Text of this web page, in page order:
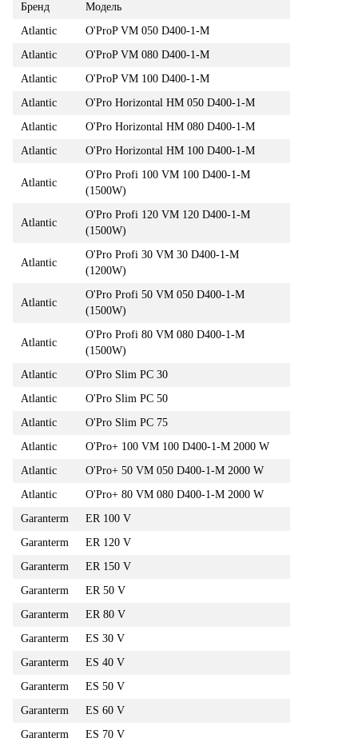
Бренд
Модель
Atlantic
O'ProP VM 050 D400-1-M
Atlantic
O'ProP VM 080 D400-1-M
Atlantic
O'ProP VM 100 D400-1-M
Atlantic
O'Pro Horizontal HM 050 D400-1-M
Atlantic
O'Pro Horizontal HM 080 D400-1-M
Atlantic
O'Pro Horizontal HM 100 D400-1-M
Atlantic
O'Pro Profi 100 VM 100 D400-1-M
(1500W)
Atlantic
O'Pro Profi 120 VM 120 D400-1-M
(1500W)
Atlantic
O'Pro Profi 30 VM 30 D400-1-M
(1200W)
Atlantic
O'Pro Profi 50 VM 050 D400-1-M
(1500W)
Atlantic
O'Pro Profi 80 VM 080 D400-1-M
(1500W)
Atlantic
O'Pro Slim PC 30
Atlantic
O'Pro Slim PC 50
Atlantic
O'Pro Slim PC 75
Atlantic
O'Pro+ 100 VM 100 D400-1-M 2000 W
Atlantic
O'Pro+ 50 VM 050 D400-1-M 2000 W
Atlantic
O'Pro+ 80 VM 080 D400-1-M 2000 W
Garanterm
ER 100 V
Garanterm
ER 120 V
Garanterm
ER 150 V
Garanterm
ER 50 V
Garanterm
ER 80 V
Garanterm
ES 30 V
Garanterm
ES 40 V
Garanterm
ES 50 V
Garanterm
ES 60 V
Garanterm
ES 70 V